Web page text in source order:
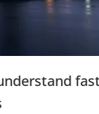
Video |